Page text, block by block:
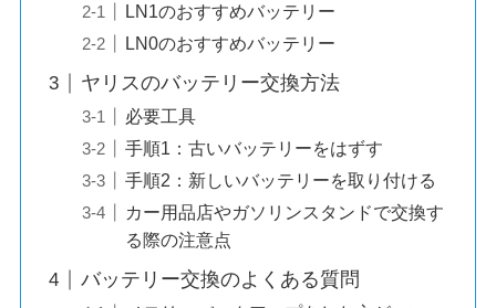
LN1のおすすめバッテリー
LN0のおすすめバッテリー
ヤリスのバッテリー交換方法
必要工具
手順1：古いバッテリーをはずす
手順2：新しいバッテリーを取り付ける
カー用品店やガソリンスタンドで交換す
る際の注意点
バッテリー交換のよくある質問